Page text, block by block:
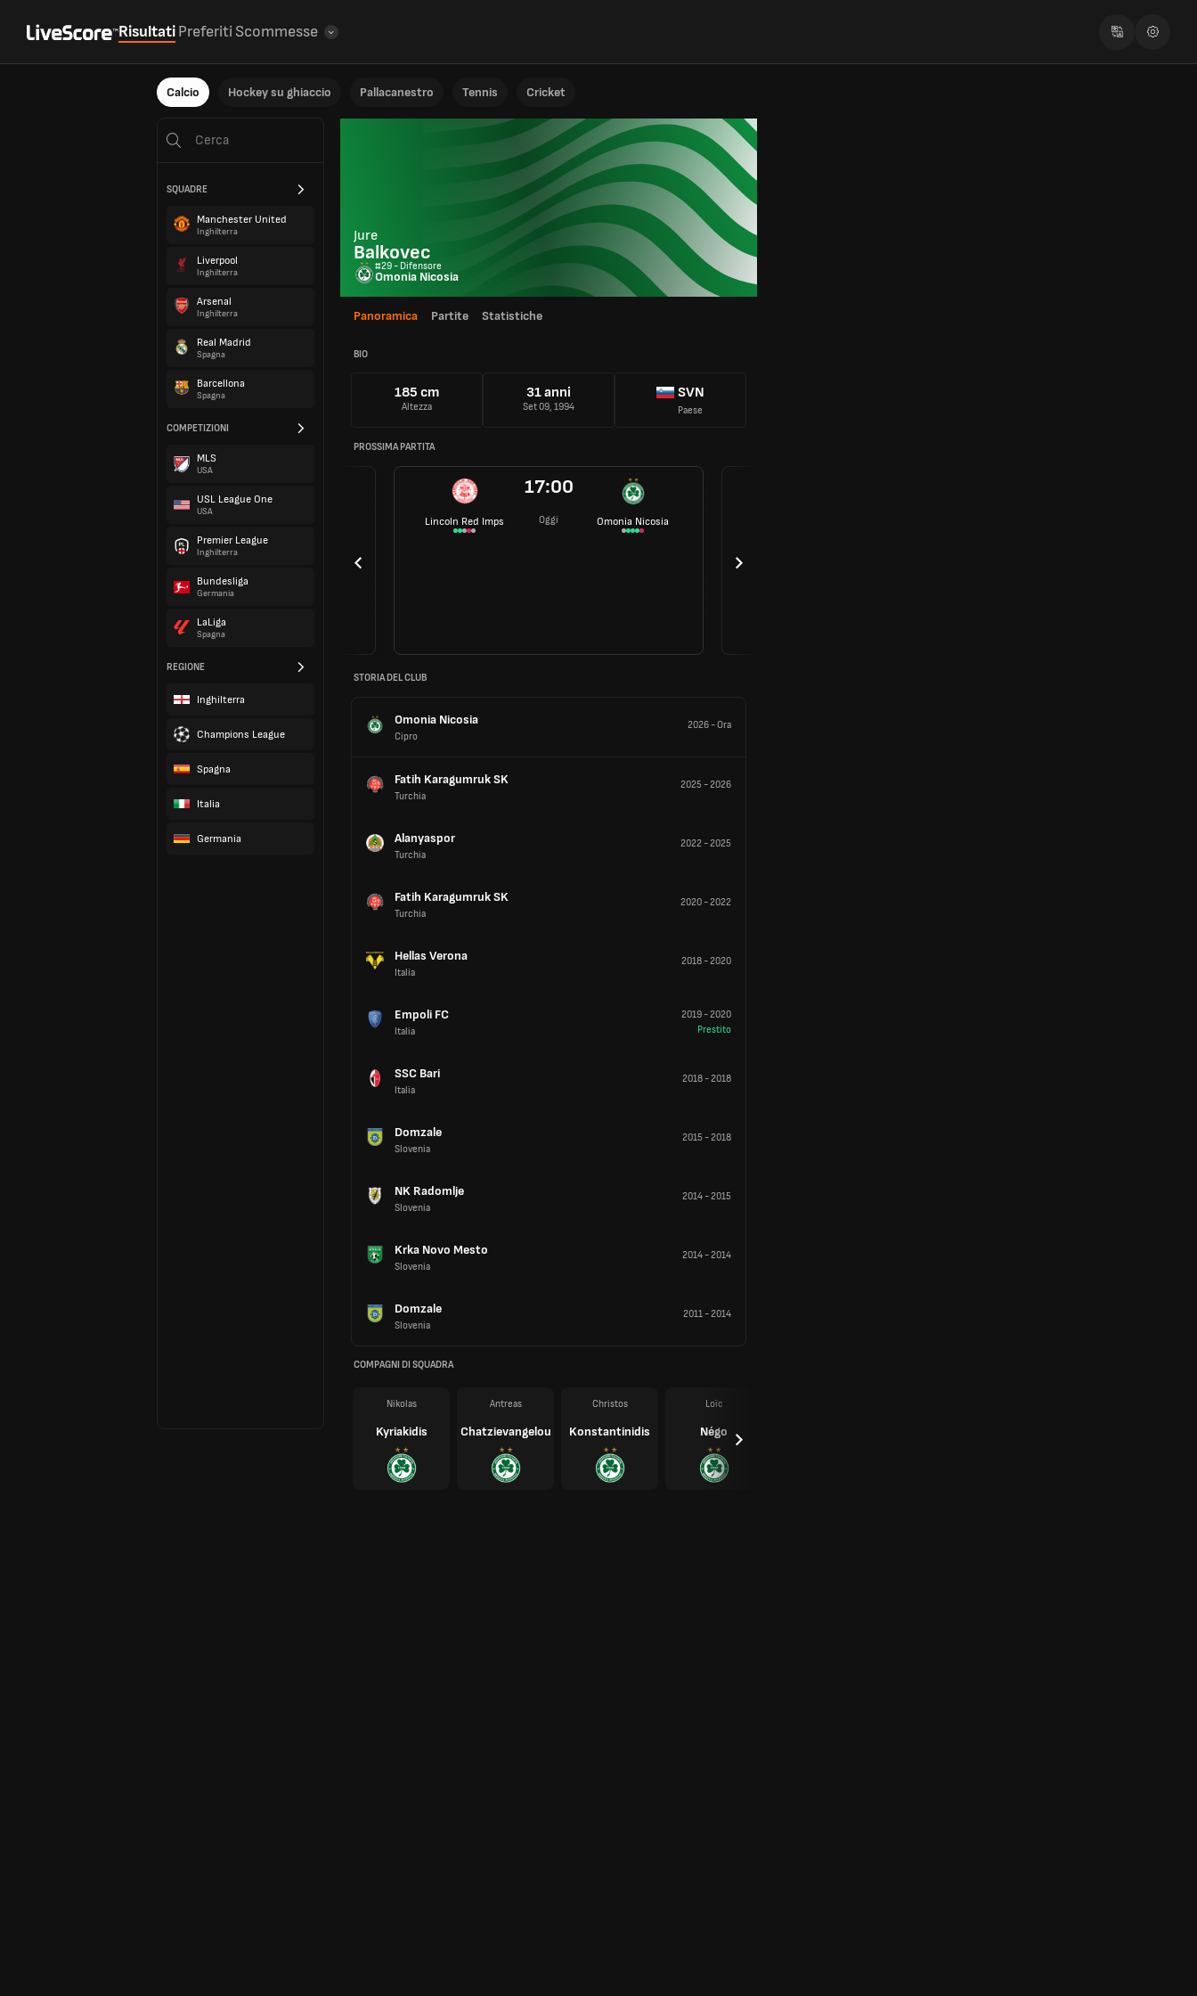
RisultatiPreferiti Scommesse
Calcio Hockey su ghiaccio Pallacanestro Tennis Cricket
SQUADRE
Manchester United
Inghilterra
Liverpool
Inghilterra
Arsenal
Inghilterra
Real Madrid
Spagna
Barcellona
Spagna
COMPETIZIONI
MLS
USA
USL League One
USA
Premier League
Inghilterra
Bundesliga
Germania
LaLiga
Spagna
REGIONE
Inghilterra
Champions League
Spagna
Italia
Germania
Jure
Balkovec
#29 - Difensore
Omonia Nicosia
Panoramica Partite Statistiche
BIO
185 cm
Altezza
31 anni
Set 09, 1994
SVN
Paese
PROSSIMA PARTITA
Lincoln Red Imps
17:00
Oggi Omonia Nicosia
STORIA DEL CLUB
Omonia Nicosia
Cipro
2026-Ora
Fatih Karagumruk SK
Turchia
2025 -2026
Alanyaspor
Turchia
2022-2025
Fatih Karagumruk SK
Turchia
2020-2022
Hellas Verona
Italia
2018-2020
Empoli FC
Italia
2019-2020
Prestito
SSC Bari
Italia
2018-2018
Domzale
Slovenia
2015 -2018
NK Radomlje
Slovenia
2014-2015
Krka Novo Mesto
Slovenia
2014-2014
Domzale
Slovenia
2011-2014
COMPAGNI DI SQUADRA
Nikolas
Kyriakidis
Antreas
Chatzievangelou
Christos
Konstantinidis
Loïc
Négo